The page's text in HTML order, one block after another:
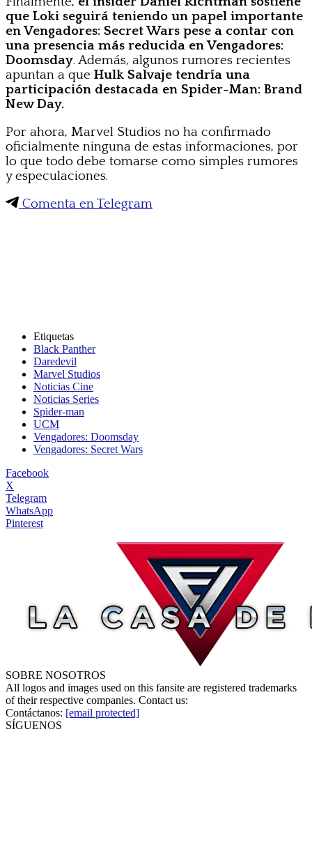
que Loki seguirá teniendo un papel importante
en Vengadores: Secret Wars pese a contar con
una presencia más reducida en Vengadores:
Doomsday. Además, algunos rumores recientes
apuntan a que Hulk Salvaje tendría una
participación destacada en Spider-Man: Brand
New Day.
Por ahora, Marvel Studios no ha confirmado
oficialmente ninguna de estas informaciones, por
lo que todo debe tomarse como simples rumores
y especulaciones.
Comenta en Telegram
Etiquetas
Black Panther
Daredevil
Marvel Studios
Noticias Cine
Noticias Series
Spider-man
UCM
Vengadores: Doomsday
Vengadores: Secret Wars
Facebook
X
Telegram
WhatsApp
Pinterest
SOBRE NOSOTROS
All logos and images used on this fansite are registered trademarks
of their respective companies. Contact us:
Contáctanos: [email protected]
SÍGUENOS